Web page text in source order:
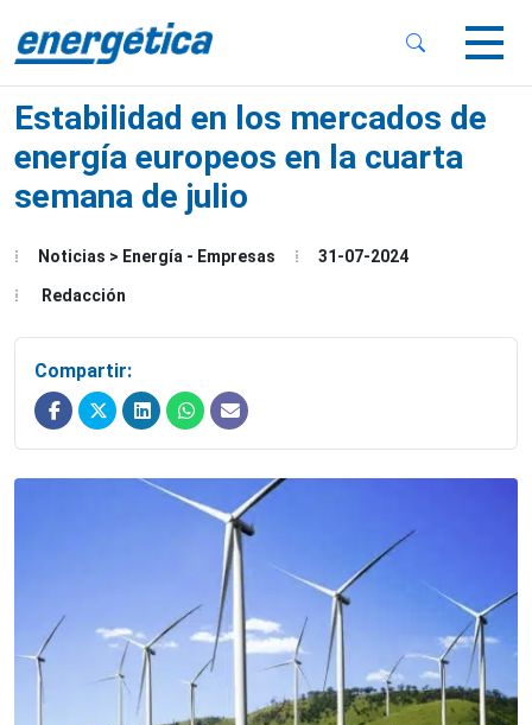
Menu
Estabilidad en los mercados de
energía europeos en la cuarta
semana de julio
Noticias > Energía - Empresas 31-07-2024
Redacción
Compartir: